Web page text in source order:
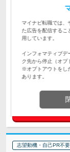
【希望エ
備）】 ★
■月給24万
ヵ月分）
対象と
なる方
【経験・
T可）◇早
せたい方を
求人詳細
志望動機・自己PR不要
マイナビ転職では、
た広告を配信するこ
用しています。
インフォマティブデ
ク先から停止（オプ
※オプトアウトをし
あります。